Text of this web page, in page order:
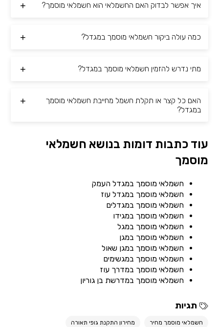
איך אפשר לבדוק האם החשמלאי הוא חשמלאי מוסמך?
כמה עולה ביקור חשמלאי מוסמך במגדל?
מתי נדרש להזמין חשמלאי מוסמך במגדל?
האם כל קצר או תקלת חשמל מחייבת חשמלאי מוסמך
במגדל?
עוד כתבות דומות בנושא חשמלאי
מוסמך
חשמלאי מוסמך במגדל העמק
חשמלאי מוסמך במגדל עוז
חשמלאי מוסמך במגדלים
חשמלאי מוסמך במגידו
חשמלאי מוסמך במגל
חשמלאי מוסמך במגן
חשמלאי מוסמך במגן שאול
חשמלאי מוסמך במגשימים
חשמלאי מוסמך במדרך עוז
חשמלאי מוסמך במדרשת בן גוריון
תגיות
חשמלאי מוסמך מחיר מחירון התקנת גופי תאורה